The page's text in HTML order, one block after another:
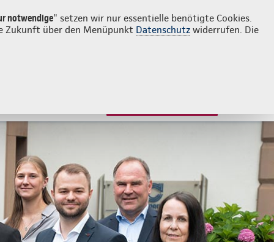
notwendige" setzen wir nur essentielle benötigte Cookies.
Zukunft über den Menüpunkt Datenschutz widerrufen. Die
Login Kontakt 0651 978380